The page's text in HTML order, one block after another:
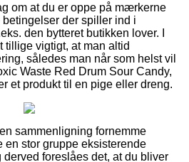
om at du er oppe på mærkerne
der spiller ind i
den bytteret butikken lover. I
vigtigt, at man altid
således man når som helst vil
Waste Red Drum Sour Candy,
et produkt til en pige eller dreng.
sammenligning fornemme
en stor gruppe eksisterende
derved foreslåes det, at du bliver